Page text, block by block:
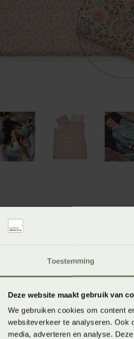
Toestemming
Deze website maakt gebruik van
We gebruiken cookies om content
websiteverkeer te analyseren. Ook
media, adverteren en analyse.
in de
zijn niet altijd verkrijgbaar
dan eerst naar de beschikbaarheid.